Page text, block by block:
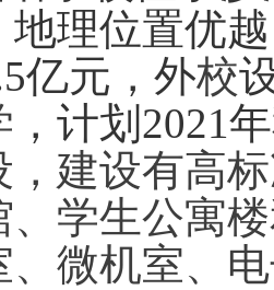
地理位置优
亿元 ， 外校
，计划 2021年
建设有高
学生公寓楼
、微机室、